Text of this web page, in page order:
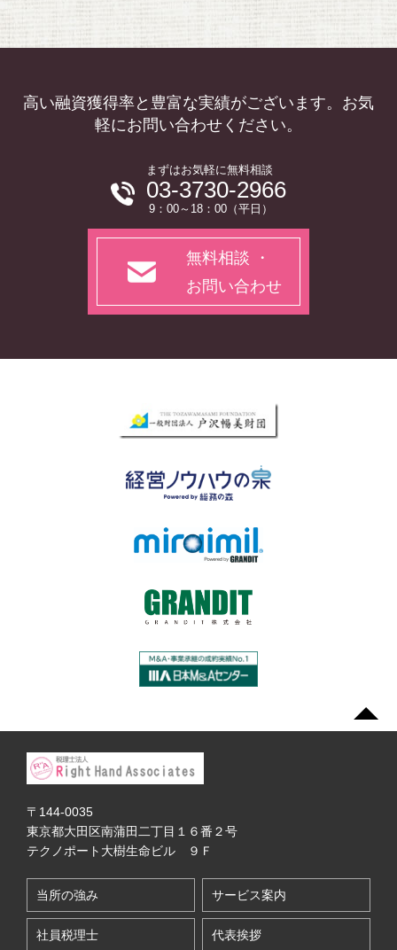
高い融資獲得率と豊富な実績がございます。お気
軽にお問い合わせください。
まずはお気軽に無料相談
03-3730-2966
9：00～18：00（平日）
無料相談 ・
お問い合わせ
〒144-0035
東京都大田区南蒲田二丁目１６番２号
テクノポート大樹生命ビル ９Ｆ
当所の強み サービス案内
社員税理士 代表挨拶